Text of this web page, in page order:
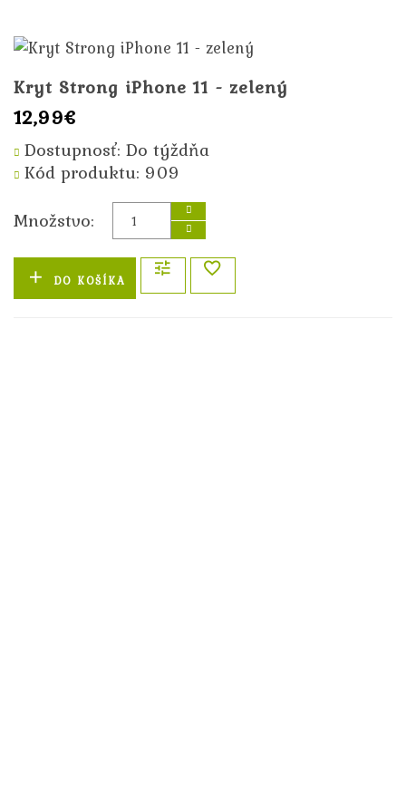
Kryt Strong iPhone 11 - zelený
12,99€
Dostupnosť: Do týždňa
Kód produktu: 909
Množstvo:
DO KOŠÍKA